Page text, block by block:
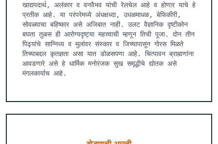
खाद्यपदार्थ, अलंकार व वनवैभव यांची रेलचेल आहे व होणार याचे हे
प्रतीक आहे. या परंपरेमध्ये अंधक्षध्दा, उधळमाधळ, बेफिकीरी,
सोवळ्याचा बहिष्कार असे अजिबात नाही. उलट वैज्ञानिक दृष्टीकोन
बघता तुळस ही आरोग्यदृष्ट्या महत्त्वाची म्हणून तिची पूजा. दोन तीन
पिढ्यांचे सान्निध्य व मुलांवर संस्कार व जिच्यापासून गोरस मिळते
तिच्याबद्दल कृतज्ञता असा यात डोळसपणा आहे. चित्पावन ब्राह्मणांना
आवडणारे असे हे धार्मिक मनोरंजक सुख समृद्धीचे द्योतक असे